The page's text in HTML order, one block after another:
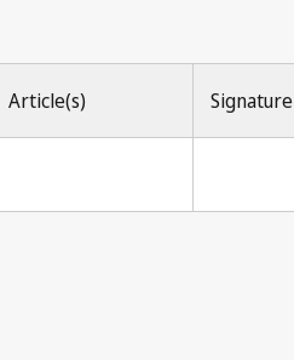
Article(s) Signature